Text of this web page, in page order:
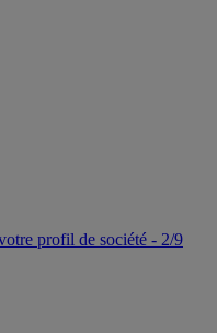
profil de société - 2/9